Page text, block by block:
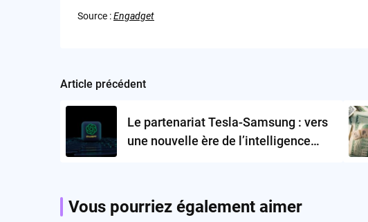
Source :Engadget
Post
navigation
Article précédent
Le partenariat Tesla-Samsung : vers
une nouvelle ère de l’intelligence
Vous pourriez également aimer